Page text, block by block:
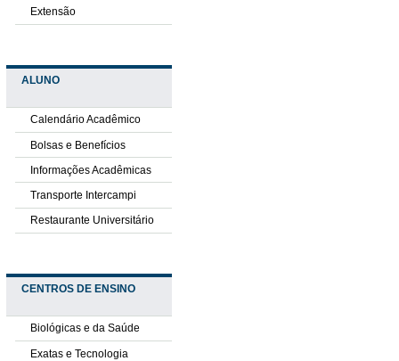
Extensão
ALUNO
Calendário Acadêmico
Bolsas e Benefícios
Informações Acadêmicas
Transporte Intercampi
Restaurante Universitário
CENTROS DE ENSINO
Biológicas e da Saúde
Exatas e Tecnologia